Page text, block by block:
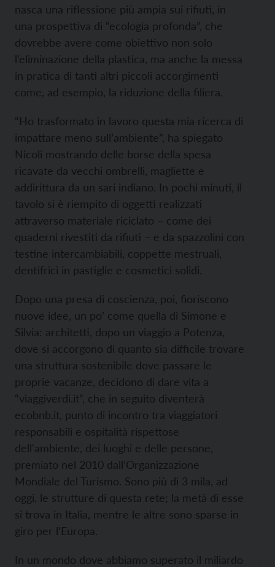
nasca una riflessione più ampia sui rifiuti, in
una prospettiva di “ecologia profonda”, che
dovrebbe avere come obiettivo non solo
l’eliminazione della plastica, ma anche la messa
in pratica di tanti altri piccoli accorgimenti
come, ad esempio, la riduzione della filiera.
“Ho trasformato in lavoro questa mia ricerca di
impattare meno sull’ambiente”, ha spiegato
Nicoli mostrando delle borse della spesa
ricavate da vecchi ombrelli, magliette e
addirittura da un sari indiano. In pochi minuti, il
tavolo si è riempito di oggetti realizzati
attraverso materiale riciclato – come dei
quaderni rivestiti da rifiuti – e da spazzolini con
testine intercambiabili, coppette mestruali,
dentifrici in pastiglie e cosmetici solidi.
Dopo una presa di coscienza, poi, fioriscono
nuove idee, un po’ come quella di Simone e
Silvia: architetti, dopo un viaggio a Potenza,
dove si accorgono di quanto sia difficile trovare
una struttura sostenibile dove passare le
proprie vacanze, decidono di dare vita a
“viaggiverdi.it”, che in seguito diventerà
ecobnb.it, punto di incontro tra viaggiatori
responsabili e ospitalità rispettose
dell'ambiente, dei luoghi e delle persone,
premiato nel 2010 dall’Organizzazione
Mondiale del Turismo. Sono più di 3 mila, ad
oggi, le strutture di questa rete; la metà di esse
si trova in Italia, mentre le altre sono sparse in
giro per l’Europa.
In un mondo dove abbiamo superato il miliardo